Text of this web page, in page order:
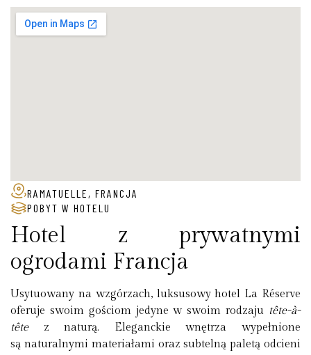
RAMATUELLE, FRANCJA
POBYT W HOTELU
Hotel z prywatnymi
ogrodami Francja
Usytuowany na wzgórzach, luksusowy hotel La Réserve
oferuje swoim gościom jedyne w swoim rodzaju tête-à-
têtez naturą. Eleganckie wnętrza wypełnione
są naturalnymi materiałami oraz subtelną paletą odcieni